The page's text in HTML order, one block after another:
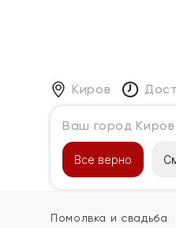
Киров
Ваш город
Все верно
Каталог
Помолвка и свадьба